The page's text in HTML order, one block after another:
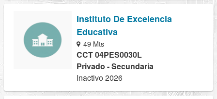
Instituto De Excelencia
Educativa
49 Mts
CCT 04PES0030L
Privado - Secundaria
Inactivo 2026